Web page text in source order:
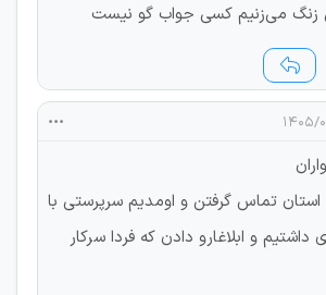
زنگ می‌زنیم کسی جواب گو نیست
استان تماس گرفتن و اومدیم سرپرستی با
داشتیم و ابلاغارو دادن که فردا سرکار